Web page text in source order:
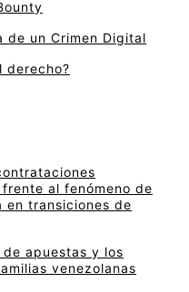
de un Crimen Digital
derecho?
al fenómeno de
en transiciones de
apuestas y los
venezolanas